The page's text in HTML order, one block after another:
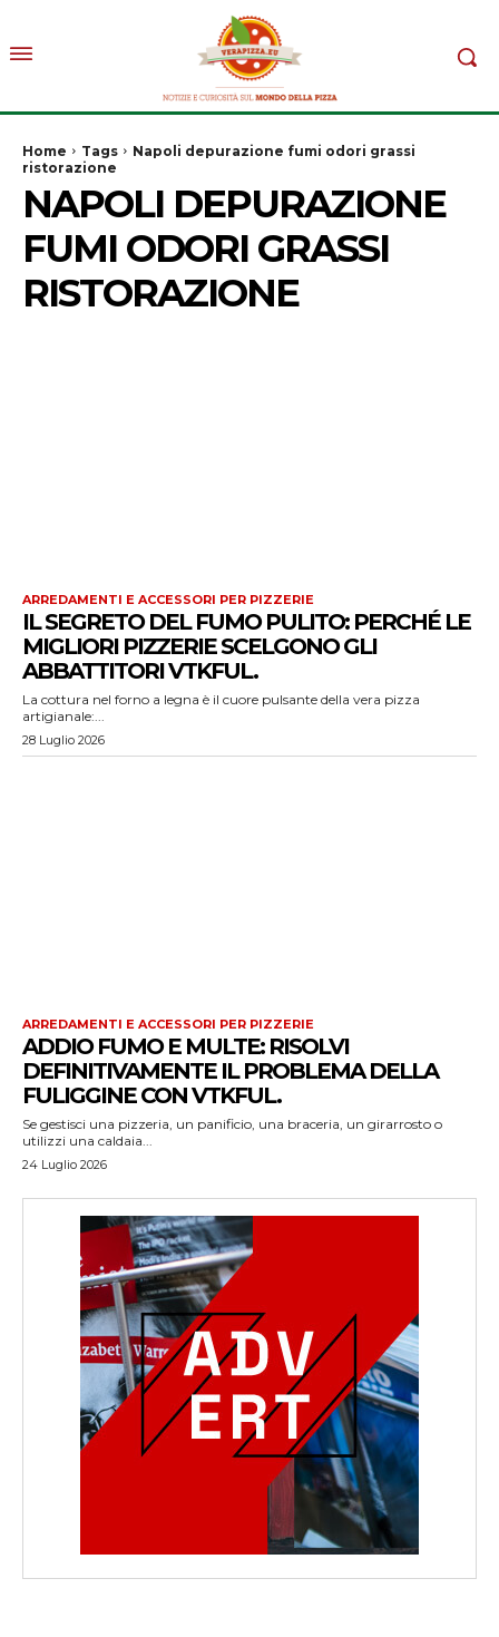
Home Tags
Napoli depurazione fumi odori grassi
ristorazione
NAPOLI DEPURAZIONE
FUMI ODORI GRASSI
RISTORAZIONE
ARREDAMENTI E ACCESSORI PER PIZZERIE
IL SEGRETO DEL FUMO PULITO: PERCHÉ LE
MIGLIORI PIZZERIE SCELGONO GLI
ABBATTITORI VTKFUL.
La cottura nel forno a legna è il cuore pulsante della vera pizza
artigianale:...
28 Luglio 2026
ARREDAMENTI E ACCESSORI PER PIZZERIE
ADDIO FUMO E MULTE: RISOLVI
DEFINITIVAMENTE IL PROBLEMA DELLA
FULIGGINE CON VTKFUL.
Se gestisci una pizzeria, un panificio, una braceria, un girarrosto o
utilizzi una caldaia...
24 Luglio 2026